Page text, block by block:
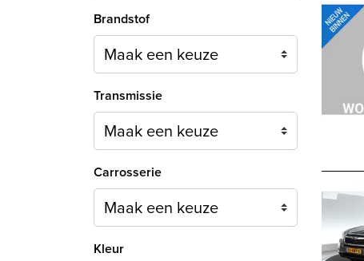
Brandstof
Maak een keuze
Transmissie
Carrosserie
Maak een keuze
Kleur